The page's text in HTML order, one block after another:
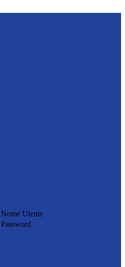
Nome Utente
Password